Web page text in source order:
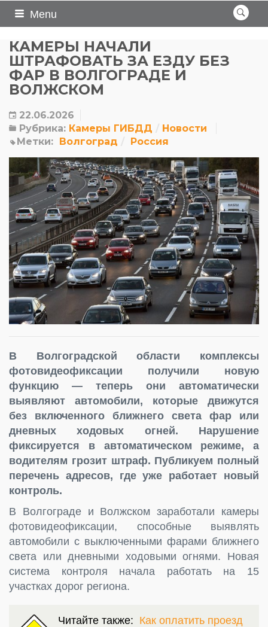
Menu
КАМЕРЫ НАЧАЛИ
ШТРАФОВАТЬ ЗА ЕЗДУ БЕЗ
ФАР В ВОЛГОГРАДЕ И
ВОЛЖСКОМ
22.06.2026
Рубрика: Камеры ГИБДД
Новости
Метки: Волгоград Россия
В Волгоградской области комплексы
фотовидеофиксации получили новую
функцию — теперь они автоматически
выявляют автомобили, которые движутся
без включенного ближнего света фар или
дневных ходовых огней. Нарушение
фиксируется в автоматическом режиме, а
водителям грозит штраф. Публикуем полный
перечень адресов, где уже работает новый
контроль.
В Волгограде и Волжском заработали камеры
фотовидеофиксации, способные выявлять
автомобили с выключенными фарами ближнего
света или дневными ходовыми огнями. Новая
система контроля начала работать на 15
участках дорог региона.
Читайте также: Как оплатить проезд